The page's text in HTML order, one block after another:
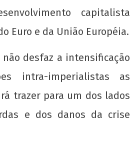
capitalista
Euro e da União Européia.
desfaz a intensificação
intra-imperialistas as
trazer para um dos lados
e dos danos da crise